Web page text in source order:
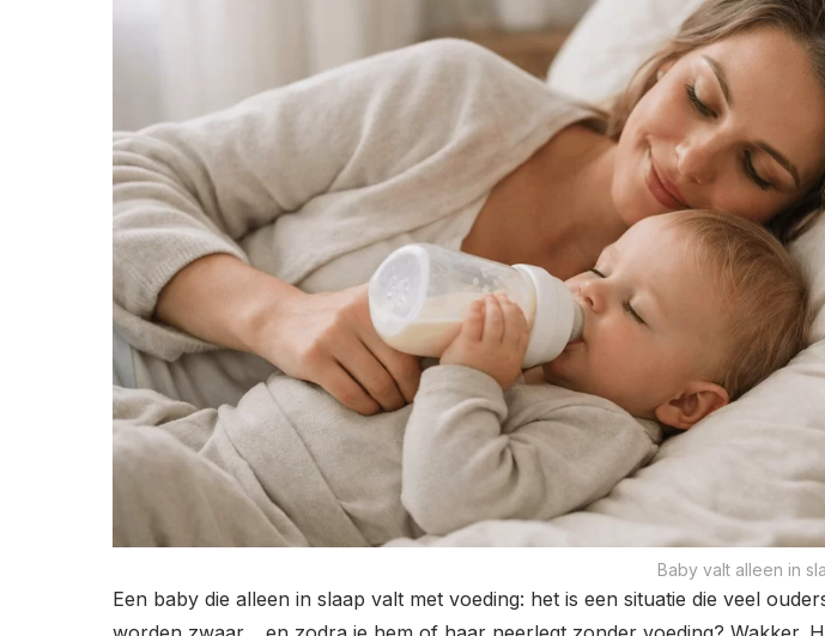
Baby valt alleen in
Een baby die alleen in slaap valt met voeding: het is een situatie die veel